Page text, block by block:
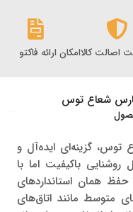
اصالت کالاامکان ارائه فاکتور
شعاع توس، گزینه‌ای ایده‌آل و
باکیفیت اما با
همان استانداردهای
متوسط مانند اتاق‌های